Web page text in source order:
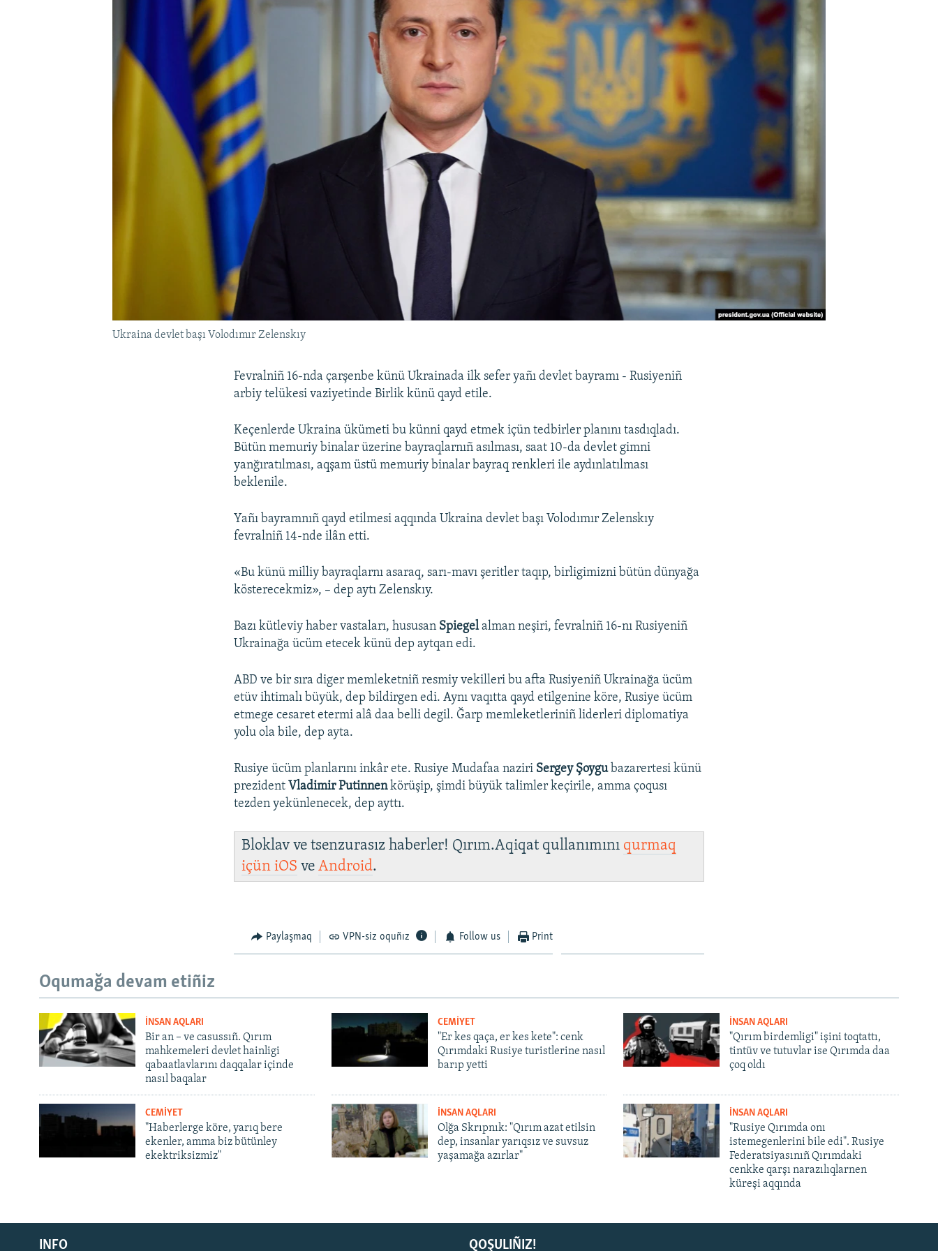
Русский
Українською
Ukraina devlet başı Volodımır Zelenskıy
Fevralniñ 16-nda çarşenbe künü Ukrainada ilk sefer yañı devlet bayramı - Rusiyeniñ
arbiy telükesi vaziyetinde Birlik künü qayd etile.
Keçenlerde Ukraina ükümeti bu künni qayd etmek içün tedbirler planını tasdıqladı.
Bütün memuriy binalar üzerine bayraqlarnıñ asılması, saat 10-da devlet gimni
yanğıratılması, aqşam üstü memuriy binalar bayraq renkleri ile aydınlatılması
beklenile.
Yañı bayramnıñ qayd etilmesi aqqında Ukraina devlet başı Volodımır Zelenskıy
fevralniñ 14-nde ilân etti.
«Bu künü milliy bayraqlarnı asaraq, sarı-mavı şeritler taqıp, birligimizni bütün dünyağa
kösterecekmiz», – dep aytı Zelenskıy.
Bazı kütleviy haber vastaları, hususan Spiegelalman neşiri, fevralniñ 16-nı Rusiyeniñ
Ukrainağa ücüm etecek künü dep aytqan edi.
ABD ve bir sıra diger memleketniñ resmiy vekilleri bu afta Rusiyeniñ Ukrainağa ücüm
etüv ihtimalı büyük, dep bildirgen edi. Aynı vaqıtta qayd etilgenine köre, Rusiye ücüm
etmege cesaret etermi alâ daa belli degil. Ğarp memleketleriniñ liderleri diplomatiya
yolu ola bile, dep ayta.
Rusiye ücüm planlarını inkâr ete. Rusiye Mudafaa naziri Sergey Şoygu bazarertesi künü
prezident Vladimir Putinnenkörüşip, şimdi büyük talimler keçirile, amma çoqusı
tezden yekünlenecek, dep ayttı.
Bloklav ve tsenzurasız haberler! Qırım.Aqiqat qullanımını qurmaq
içüniOS veAndroid.
Paylaşmaq VPN-siz oquñız Follow us Print
Oqumağa devam etiñiz
İNSAN AQLARI
Bir an – ve casussıñ. Qırım
mahkemeleri devlet hainligi
qabaatlavlarını daqqalar içinde
nasıl baqalar
CEMİYET
"Er kes qaça, er kes kete": cenk
Qırımdaki Rusiye turistlerine nasıl
barıp yetti
İNSAN AQLARI
"Qırım birdemligi" işini toqtattı,
tintüv ve tutuvlar ise Qırımda daa
çoq oldı
CEMİYET
"Haberlerge köre, yarıq bere
ekenler, amma biz bütünley
ekektriksizmiz"
İNSAN AQLARI
Olğa Skrıpnık: "Qırım azat etilsin
dep, insanlar yarıqsız ve suvsuz
yaşamağa azırlar"
İNSAN AQLARI
"Rusiye Qırımda onı
istemegenlerini bile edi". Rusiye
Federatsiyasınıñ Qırımdaki
cenkke qarşı narazılıqlarnen
küreşi aqqında
QOŞULIÑIZ!
INFO